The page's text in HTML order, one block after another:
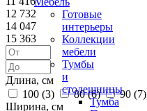
Готовые
интерьеры
Коллекции
мебели
Тумбы
и
столешницы
Тумба
12 732
14 047
15 363
Длина, см
100 (3) 80 (6) 90 (7)
Ширина, см